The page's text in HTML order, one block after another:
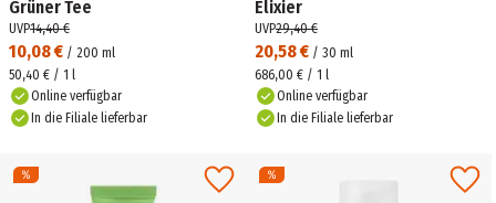
Grüner Tee
10,08 € / 200 ml
UVP14,40 €
50,40 € / 1 l
Online verfügbar
In die Filiale lieferbar
Elixier
20,58 € / 30 ml
UVP29,40 €
686,00 € / 1 l
Online verfügbar
In die Filiale lieferbar